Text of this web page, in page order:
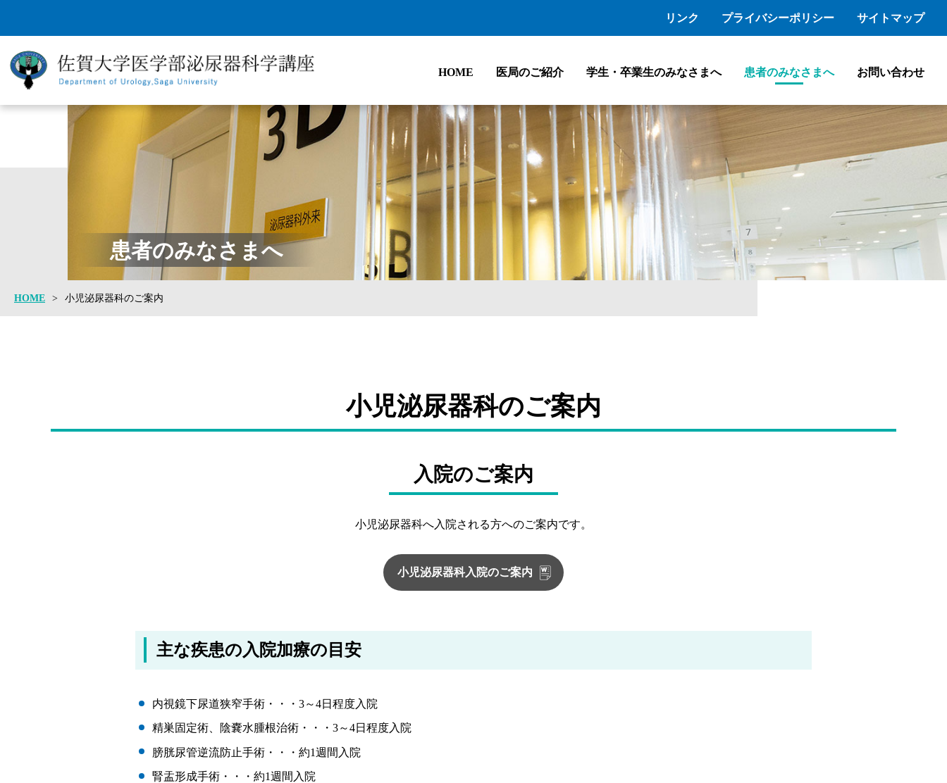
HOME 医局のご紹介
ごあいさつ スタッフ紹介 アクセス 基礎研究の紹介 臨床統計 業績一覧 スタッフブログ 会員専用
学生・卒業生のみなさまへ
医局員募集 卒後研修 入局後のコース紹介
患者のみなさまへ
外来の紹介および診療体制 代表的な疾患 小児泌尿器科のご案内 特色ある医療
お問い合わせ
リンク プライバシーポリシー サイトマップ
患者のみなさまへ
HOME > 小児泌尿器科のご案内
小児泌尿器科のご案内
入院のご案内
小児泌尿器科へ入院される方へのご案内です。
小児泌尿器科入院のご案内
主な疾患の入院加療の目安
内視鏡下尿道狭窄手術・・・3～4日程度入院
精巣固定術、陰嚢水腫根治術・・・3～4日程度入院
膀胱尿管逆流防止手術・・・約1週間入院
腎盂形成手術・・・約1週間入院